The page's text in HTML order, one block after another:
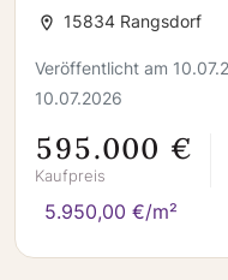
15834 Rangsdorf
Veröffentlicht am
10.07.2026
595.000 €
Kaufpreis
5.950,00 €/m²